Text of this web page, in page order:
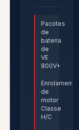
Pacotes
de
bateria
de
VE
800V+
Enrolamentos
de
motor
Classe
H/C